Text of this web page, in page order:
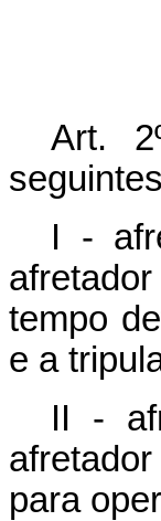
Art.
I -
tempo
e a
II -
para